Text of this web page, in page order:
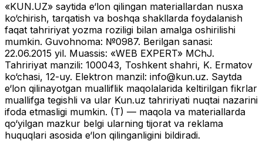
«KUN.UZ» saytida e‘lon qilingan materiallardan nusxa
ko‘chirish, tarqatish va boshqa shakllarda foydalanish
faqat tahririyat yozma roziligi bilan amalga oshirilishi
mumkin. Guvohnoma: №0987. Berilgan sanasi:
22.06.2015 yil. Muassis: «WEB EXPERT» MChJ.
Tahririyat manzili: 100043, Toshkent shahri, K. Ermatov
ko‘chasi, 12-uy. Elektron manzil: info@kun.uz. Saytda
e‘lon qilinayotgan mualliflik maqolalarida keltirilgan fikrlar
muallifga tegishli va ular Kun.uz tahririyati nuqtai nazarini
ifoda etmasligi mumkin. (T) — maqola va materiallarda
qo‘yilgan mazkur belgi ularning tijorat va reklama
huquqlari asosida e‘lon qilinganligini bildiradi.